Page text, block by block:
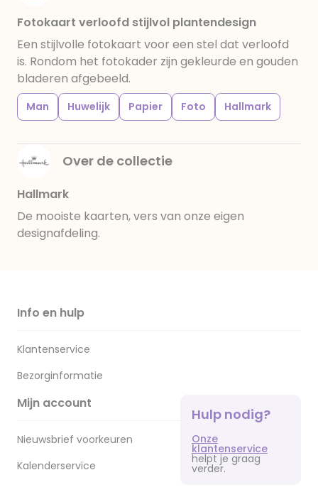
Fotokaart verloofd stijlvol plantendesign
Een stijlvolle fotokaart voor een stel dat verloofd
is. Rondom het fotokader zijn gekleurde en gouden
bladeren afgebeeld.
Man Huwelijk Papier Foto Hallmark
Over de collectie
Hallmark
De mooiste kaarten, vers van onze eigen
designafdeling.
Info en hulp
Klantenservice
Bezorginformatie
Mijn account
Nieuwsbrief voorkeuren
Kalenderservice
Hulp nodig?
Onze
klantenservice
helpt je graag
verder.